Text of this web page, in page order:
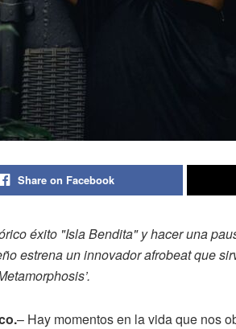
Share on Facebook
éxito "Isla Bendita" y hacer una
estrena un innovador afrobeat que
– Hay momentos en la vida que nos